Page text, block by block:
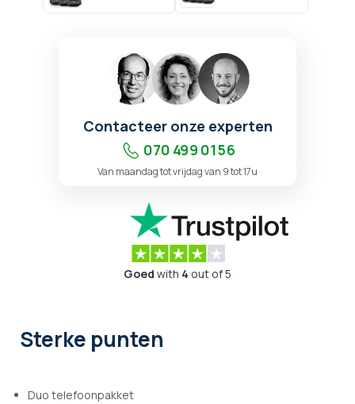
Contacteer onze experten
070 499 01 56
Van maandag tot vrijdag van 9 tot 17u
Goed with 4 out of 5
Sterke punten
Duo telefoonpakket